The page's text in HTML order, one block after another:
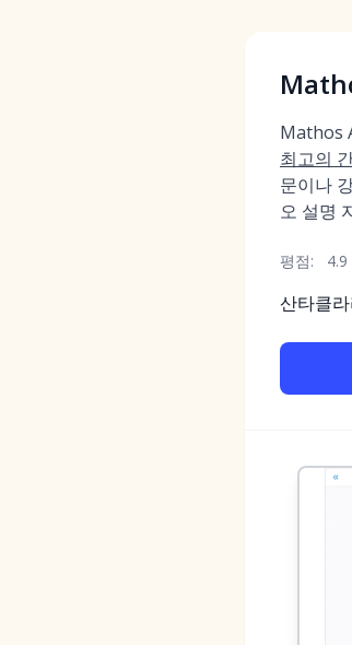
Mathos
최고의
문이나
오 설명
평점: 4.9
산타클